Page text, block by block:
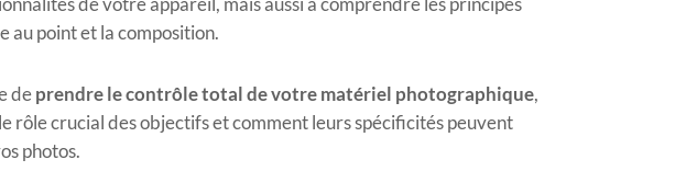
au point et la composition.
de prendre le contrôle total de votre matériel photographique,
rôle crucial des objectifs et comment leurs spécificités peuvent
photos.